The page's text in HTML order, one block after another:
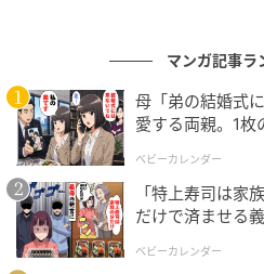
エキサイトニュース
マンガ記事ラ
母「弟の結婚式
愛する両親。1枚
ベビーカレンダー
「特上寿司は家
だけで済ませる
ベビーカレンダー